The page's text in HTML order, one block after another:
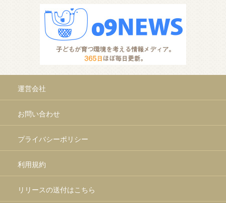
運営会社
お問い合わせ
プライバシーポリシー
利用規約
リリースの送付はこちら